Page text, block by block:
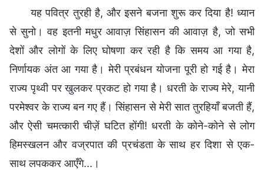
यह पवित्र तुरही है, और इसने बजना शुरू कर दिया है! ध्यान
से सुनो। वह इतनी मधुर आवाज़ सिंहासन की आवाज़ है, जो सभी
देशों और लोगों के लिए घोषणा कर रही है कि समय आ गया है,
निर्णायक अंत आ गया है। मेरी प्रबंधन योजना पूरी हो गई है। मेरा
राज्य पृथ्वी पर खुलकर प्रकट हो गया है। धरती के राज्य मेरे, यानी
परमेश्वर के राज्य बन गए हैं। सिंहासन से मेरी सात तुरहियाँ बजती हैं,
और ऐसी चमत्कारी चीज़ें घटित होंगी! धरती के कोने-कोने से लोग
हिमस्खलन और वज्रपात की प्रचंडता के साथ हर दिशा से एक-
साथ लपककर आएँगे...।